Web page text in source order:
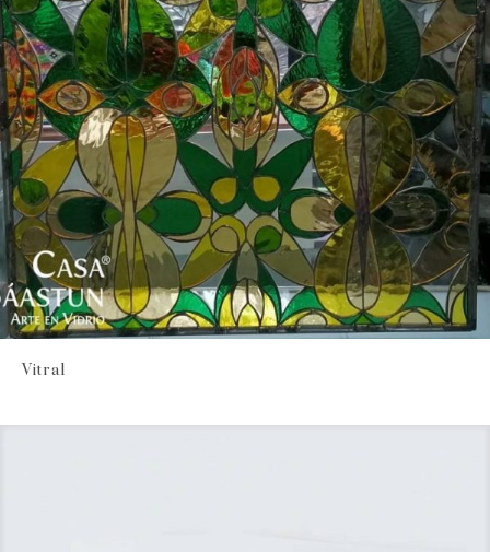
Vitral